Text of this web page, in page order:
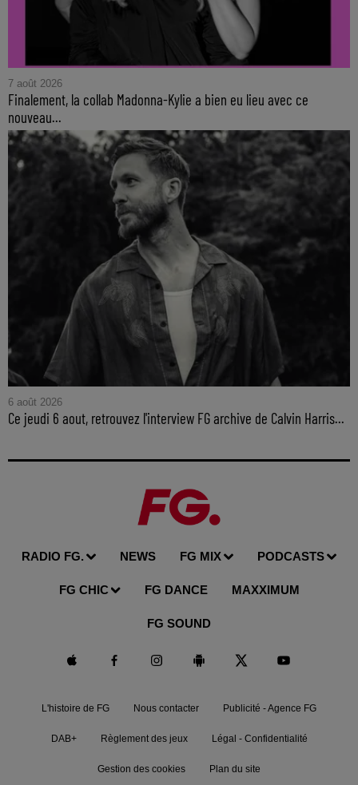
7 août 2026
Finalement, la collab Madonna-Kylie a bien eu lieu avec ce
nouveau...
6 août 2026
Ce jeudi 6 aout, retrouvez l'interview FG archive de Calvin Harris...
RADIO FG. NEWS FG MIX PODCASTS
FG CHIC FG DANCE MAXXIMUM
FG SOUND
L'histoire de FG Nous contacter Publicité - Agence FG
DAB+ Règlement des jeux Légal - Confidentialité
Gestion des cookies Plan du site